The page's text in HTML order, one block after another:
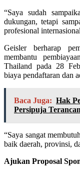
“Saya sudah
dukungan, tetapi
profesional
Geisler berharap
membantu
Thailand pada 28
biaya pendaftaran dan
Baca Juga: Hak
Persipuja
“Saya sangat
baik daerah, provinsi,
Ajukan Proposal